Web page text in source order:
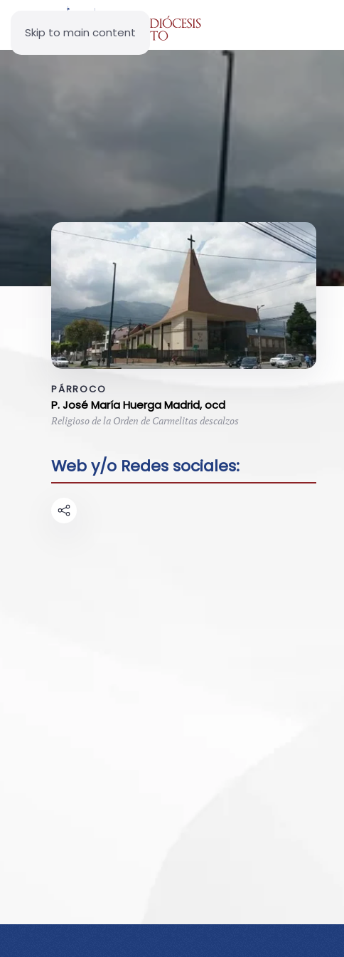
Skip to main content
PÁRROCO
P. José María Huerga Madrid, ocd
Religioso de la Orden de Carmelitas descalzos
Web y/o Redes sociales: